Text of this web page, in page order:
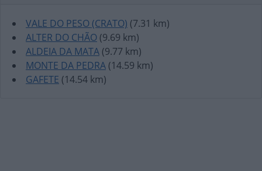
VALE DO PESO (CRATO) (7.31 km)
ALTER DO CHÃO (9.69 km)
ALDEIA DA MATA (9.77 km)
MONTE DA PEDRA (14.59 km)
GAFETE (14.54 km)